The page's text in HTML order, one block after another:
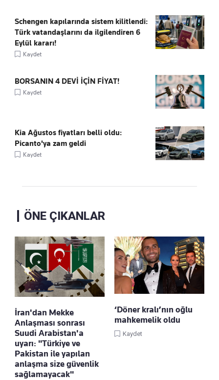
Schengen kapılarında sistem kilitlendi:
Türk vatandaşlarını da ilgilendiren 6
Eylül kararı!
Kaydet
BORSANIN 4 DEVİ İÇİN FİYAT!
Kaydet
Kia Ağustos fiyatları belli oldu:
Picanto'ya zam geldi
Kaydet
ÖNE ÇIKANLAR
İran'dan Mekke
Anlaşması sonrası
Suudi Arabistan'a
uyarı: "Türkiye ve
Pakistan ile yapılan
anlaşma size güvenlik
sağlamayacak"
‘Döner kralı’nın oğlu
mahkemelik oldu
Kaydet